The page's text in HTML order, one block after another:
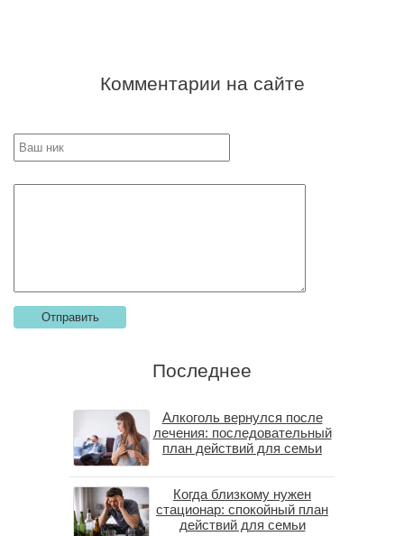
Комментарии на сайте
Последнее
Алкоголь вернулся после
лечения: последовательный
план действий для семьи
Когда близкому нужен
стационар: спокойный план
действий для семьи